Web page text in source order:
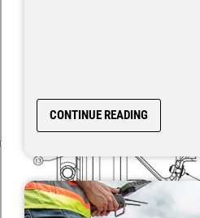
CONTINUE READING